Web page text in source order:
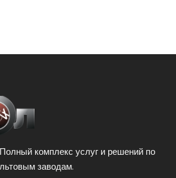
комплекс услуг и решений по
заводам.